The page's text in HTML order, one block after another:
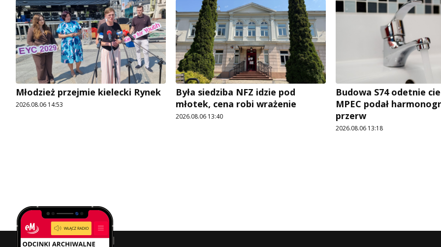
Młodzież przejmie kielecki Rynek
2026.08.06 14:53
Była siedziba NFZ idzie pod
młotek, cena robi wrażenie
2026.08.06 13:40
Budowa S74 odetnie
MPEC podał
przerw
2026.08.06 13:18